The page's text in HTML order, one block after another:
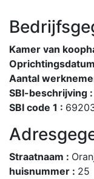
Kamer van
Aantal
SBI-beschrijving :
SBI code 1 :
Straatnaam :
huisnummer : 25